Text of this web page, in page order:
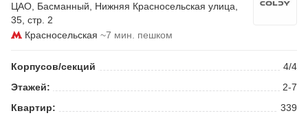
ЦАО, Басманный, Нижняя Красносельская улица,
35, стр. 2
Красносельская ~7 мин. пешком
Корпусов/секций
4/4
Этажей:
2-7
Квартир:
339